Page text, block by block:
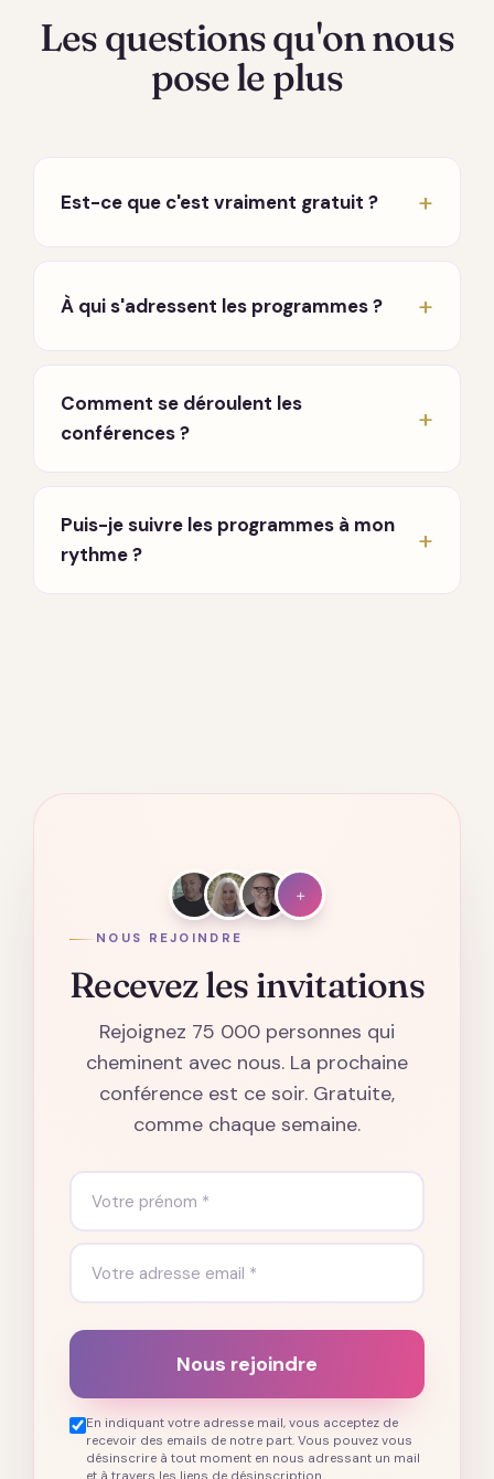
Les questions qu'on nous
pose le plus
Est-ce que c'est vraiment gratuit ?
carte bancaire ni engagement. Seuls les
À qui s'adressent les programmes ?
traversiez une période difficile, que vous
cherchiez à mieux vous connaître, ou que vous
souhaitiez approfondir une pratique. Aucun
Comment se déroulent les
conférences ?
Un enseignant partage et répond à vos
questions. Vous recevez les invitations par
email dès votre inscription.
Puis-je suivre les programmes à mon
rythme ?
+
NOUS REJOINDRE
Recevez les invitations
Rejoignez 75 000 personnes qui
cheminent avec nous. La prochaine
conférence est ce soir. Gratuite,
comme chaque semaine.
Nous rejoindre
En indiquant votre adresse mail, vous acceptez de
recevoir des emails de notre part. Vous pouvez vous
désinscrire à tout moment en nous adressant un mail